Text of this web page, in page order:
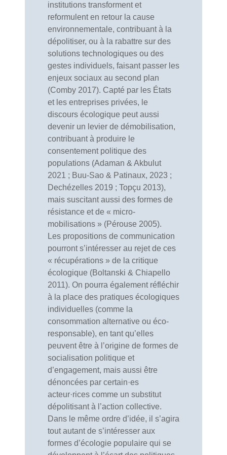
institutions transforment et
reformulent en retour la cause
environnementale, contribuant à la
dépolitiser, ou à la rabattre sur des
solutions technologiques ou des
gestes individuels, faisant passer les
enjeux sociaux au second plan
(Comby 2017). Capté par les États
et les entreprises privées, le
discours écologique peut aussi
devenir un levier de démobilisation,
contribuant à produire le
consentement politique des
populations (Adaman & Akbulut
2021 ; Buu-Sao & Patinaux, 2023 ;
Dechézelles 2019 ; Topçu 2013),
mais suscitant aussi des formes de
résistance et de « micro-
mobilisations » (Pérouse 2005).
Les propositions de communication
pourront s’intéresser au rejet de ces
« récupérations » de la critique
écologique (Boltanski & Chiapello
2011). On pourra également réfléchir
à la place des pratiques écologiques
individuelles (comme la
consommation alternative ou éco-
responsable), en tant qu’elles
peuvent être à l’origine de formes de
socialisation politique et
d’engagement, mais aussi être
dénoncées par certain·es
acteur·rices comme un substitut
dépolitisant à l’action collective.
Dans le même ordre d’idée, il s’agira
tout autant de s’intéresser aux
formes d’écologie populaire qui se